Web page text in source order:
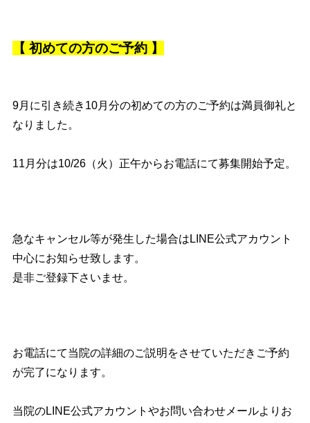
【初めての方のご予約 】
9月に引き続き10月分の初めての方のご予約は満員御礼と
なりました。
11月分は10/26（火）正午からお電話にて募集開始予定。
急なキャンセル等が発生した場合はLINE公式アカウント
中心にお知らせ致します。
是非ご登録下さいませ。
お電話にて当院の詳細のご説明をさせていただきご予約
が完了になります。
当院のLINE公式アカウントやお問い合わせメールよりお